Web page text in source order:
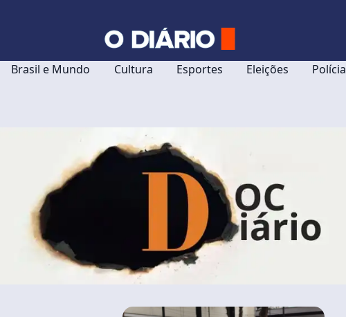
Brasil e Mundo Cultura Esportes Eleições Polícia